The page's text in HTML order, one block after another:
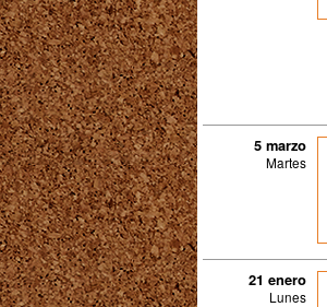
5 marzo
Martes
21 enero
Lunes